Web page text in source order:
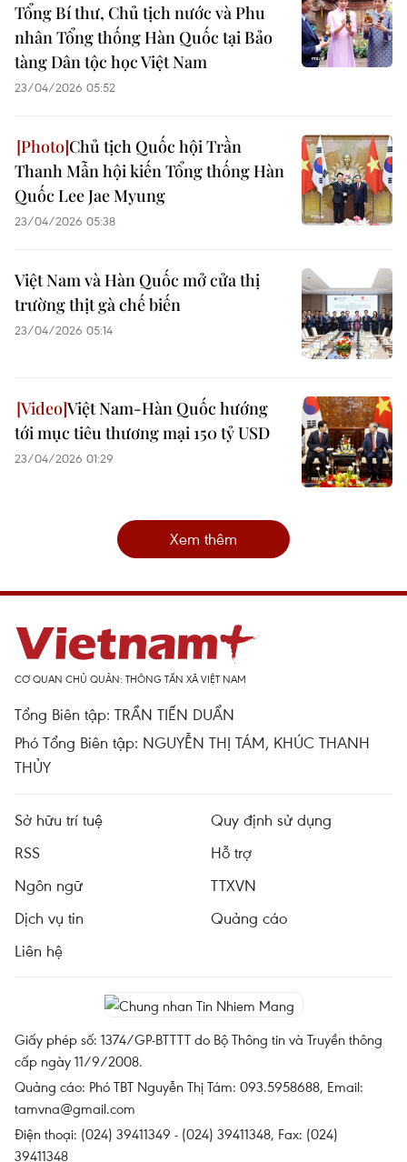
Tổng Bí thư, Chủ tịch nước và Phu
nhân Tổng thống Hàn Quốc tại Bảo
tàng Dân tộc học Việt Nam
23/04/2026 05:52
Chủ tịch Quốc hội Trần
Thanh Mẫn hội kiến Tổng thống Hàn
Quốc Lee Jae Myung
23/04/2026 05:38
Việt Nam và Hàn Quốc mở cửa thị
trường thịt gà chế biến
23/04/2026 05:14
Việt Nam-Hàn Quốc hướng
tới mục tiêu thương mại 150 tỷ USD
23/04/2026 01:29
Xem thêm
CƠ QUAN CHỦ QUẢN: THÔNG TẤN XÃ VIỆT NAM
Tổng Biên tập: TRẦN TIẾN DUẨN
Phó Tổng Biên tập: NGUYỄN THỊ TÁM, KHÚC THANH
THỦY
Sở hữu trí tuệ
Quy định sử dụng
RSS
Hỗ trợ
Ngôn ngữ
TTXVN
Dịch vụ tin
Quảng cáo
Liên hệ
Giấy phép số: 1374/GP-BTTTT do Bộ Thông tin và Truyền thông
cấp ngày 11/9/2008.
Quảng cáo: Phó TBT Nguyễn Thị Tám: 093.5958688, Email:
tamvna@gmail.com
Điện thoại: (024) 39411349 - (024) 39411348, Fax: (024)
39411348